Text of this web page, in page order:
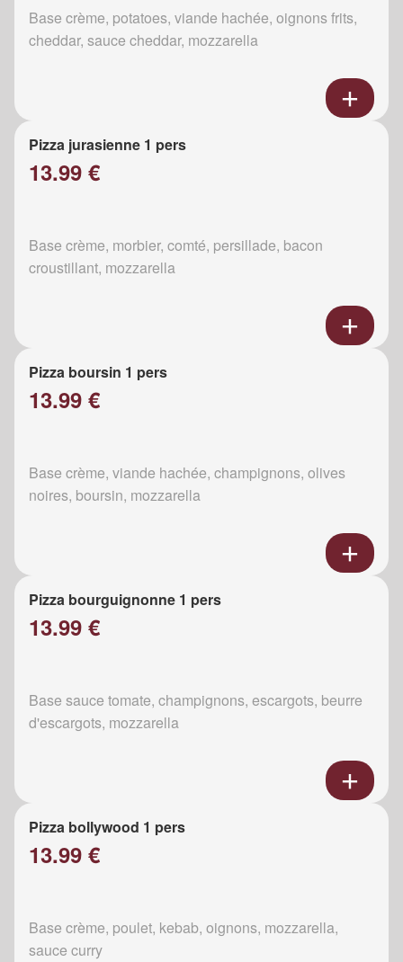
Base crème, potatoes, viande hachée, oignons frits,
cheddar, sauce cheddar, mozzarella
Pizza jurasienne 1 pers
13.99 €
Base crème, morbier, comté, persillade, bacon
croustillant, mozzarella
Pizza boursin 1 pers
13.99 €
Base crème, viande hachée, champignons, olives
noires, boursin, mozzarella
Pizza bourguignonne 1 pers
13.99 €
Base sauce tomate, champignons, escargots, beurre
d'escargots, mozzarella
Pizza bollywood 1 pers
13.99 €
Base crème, poulet, kebab, oignons, mozzarella,
sauce curry